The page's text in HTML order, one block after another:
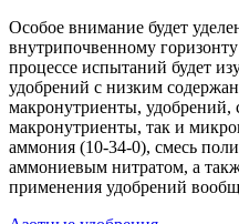
Особое внимание будет
внутрипочвенному
процессе испытаний будет
удобрений с низким
макронутриенты, удобрений,
макронутриенты, так и
аммония (10-34-0), смесь
аммониевым нитратом, а
применения удобрений